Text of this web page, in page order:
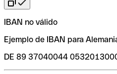
IBAN no válido
Ejemplo de IBAN para
DE 89 37040044